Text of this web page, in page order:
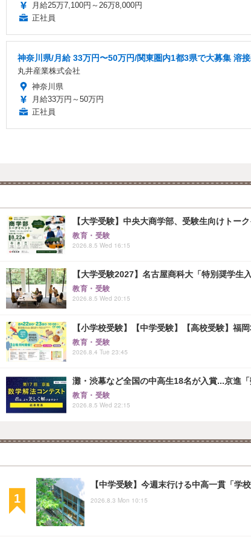
月給25万7,100円～26万8,000円
正社員
神奈川県/月給 33万円〜50万円/関東圏内1都3県で大募集 溶
丸井産業株式会社
神奈川県
月給33万円～50万円
正社員
【大学受験】中央大商学部、受験生向けトー
教育・受験
2026.8.5 Wed 16:15
【大学受験2027】名古屋商科大「特別奨学生
教育・受験
2026.8.5 Wed 20:15
【小学校受験】【中学受験】【高校受験】福
教育・受験
2026.8.4 Tue 23:45
灘・渋幕など全国の中高生18名が入賞...京進
教育・受験
2026.8.5 Wed 22:15
【中学受験】今週末行ける中高一貫「
2026.8.3 Mon 10:15